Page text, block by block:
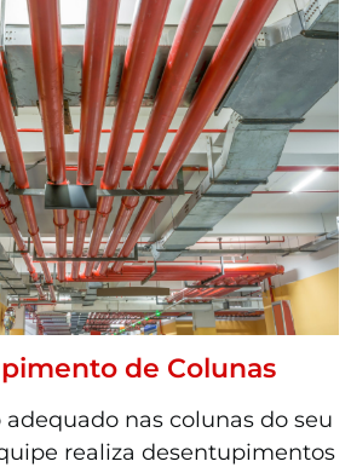
de Colunas
adequado nas colunas do seu
realiza desentupimentos